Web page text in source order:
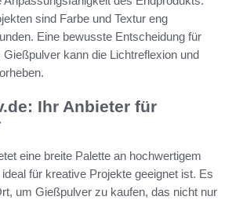
sind Farbe und Textur eng
Eine bewusste Entscheidung für
kann die Lichtreflexion und
Ihr Anbieter für
eine breite Palette an hochwertigem
ideal für kreative Projekte geeignet ist. Es
um Gießpulver zu kaufen, das nicht nur